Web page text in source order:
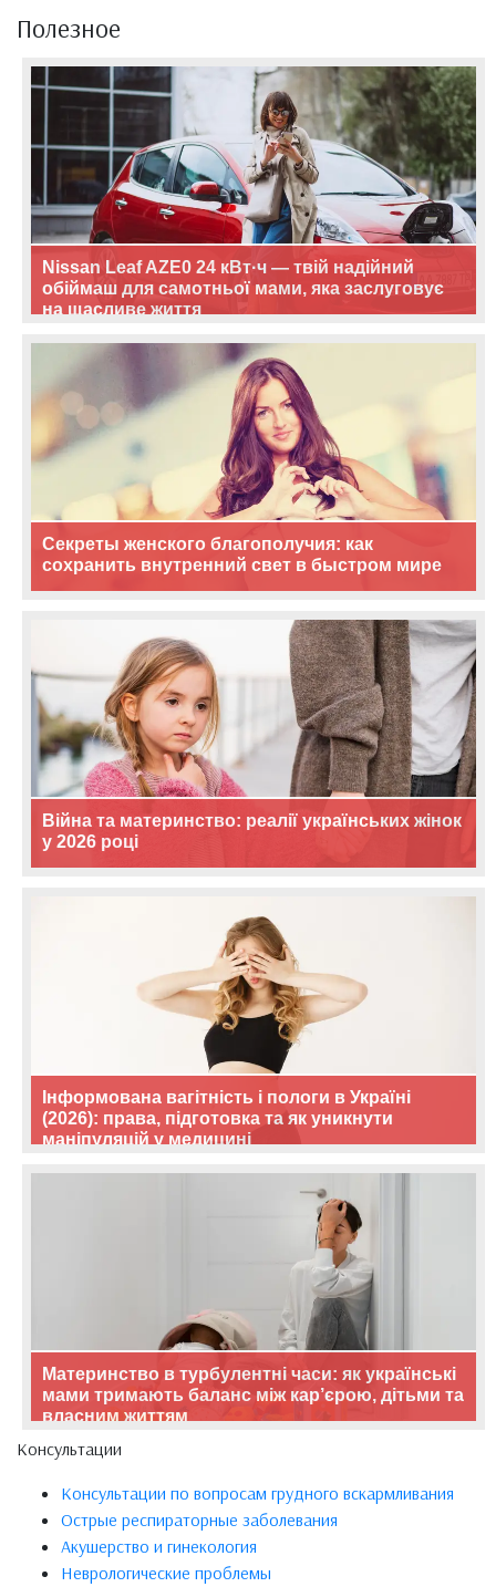
Полезное
Nissan Leaf AZE0 24 кВт·ч — твій надійний
обіймаш для самотньої мами, яка заслуговує
на щасливе життя
Секреты женского благополучия: как
сохранить внутренний свет в быстром мире
Війна та материнство: реалії українських жінок
у 2026 році
Інформована вагітність і пологи в Україні
(2026): права, підготовка та як уникнути
маніпуляцій у медицині
Материнство в турбулентні часи: як українські
мами тримають баланс між кар’єрою, дітьми та
власним життям
Консультации
Консультации по вопросам грудного вскармливания
Острые респираторные заболевания
Акушерство и гинекология
Неврологические проблемы